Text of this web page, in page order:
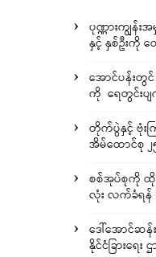
ပုဏ္ဏားကျွန်
နှင့် နှစ်ဦးကို
အောင်ပန်းတွ
ကို ရေတွင်းပ
တိုက်ပွဲနှင့် ဗုံးက
အိမ်ထောင်စု ၂
စစ်အုပ်စုကို
လုံး လက်ခံရ
ဒေါ်အောင်ဆန်
နိုင်ငံခြားရေ